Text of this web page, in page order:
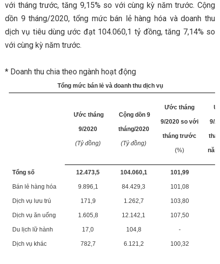
với tháng trước, tăng 9,15% so với cùng kỳ năm trước. Cộng
dồn 9 tháng/2020, tổng mức bán lẻ hàng hóa và doanh thu
dịch vụ tiêu dùng ước đạt 104.060,1 tỷ đồng, tăng 7,14% so
với cùng kỳ năm trước.
* Doanh thu chia theo ngành hoạt động
Tổng mức bán lẻ và doanh thu dịch vụ
Ước tháng
9/2020
(Tỷ đồng)
Cộng dồn 9
tháng/2020
(Tỷ đồng)
Ước tháng
9/2020 so với
tháng trước
(%)
9/
Tổng số 12.473,5 104.060,1 101,99
Bán lẻ hàng hóa 9.896,1 84.429,3 101,08
Dịch vụ lưu trú 171,9 1.262,7 103,80
Dịch vụ ăn uống 1.605,8 12.142,1 107,50
Du lịch lữ hành 17,0 104,8 -
Dịch vụ khác 782,7 6.121,2 100,32